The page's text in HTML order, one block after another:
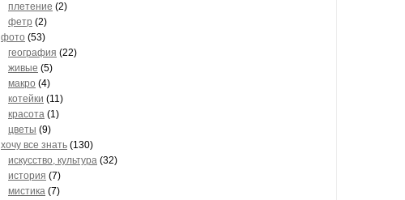
плетение (2)
фетр (2)
фото (53)
география (22)
живые (5)
макро (4)
котейки (11)
красота (1)
цветы (9)
хочу все знать (130)
искусство, культура (32)
история (7)
мистика (7)